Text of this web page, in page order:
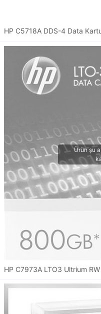
HP C5718A DDS-4 Data
HP C7973A LTO3 Ultrium